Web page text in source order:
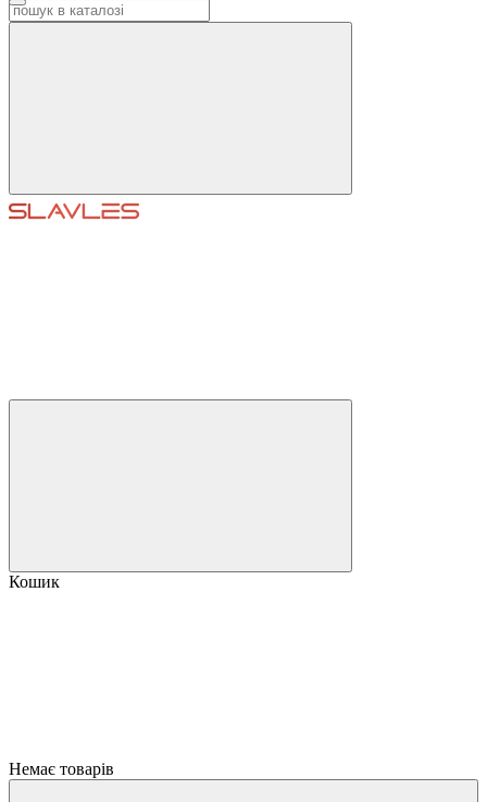
Кошик
Немає товарів